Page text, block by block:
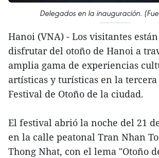
Delegados en la inauguración.
Hanoi (VNA) - Los visitantes
disfrutar del otoño de Hanoi a
amplia gama de experiencias
artísticas y turísticas en la
Festival de Otoño de la ciudad.
El festival abrió la noche del 21
en la calle peatonal Tran Nhan
Thong Nhat, con el lema "Otoño